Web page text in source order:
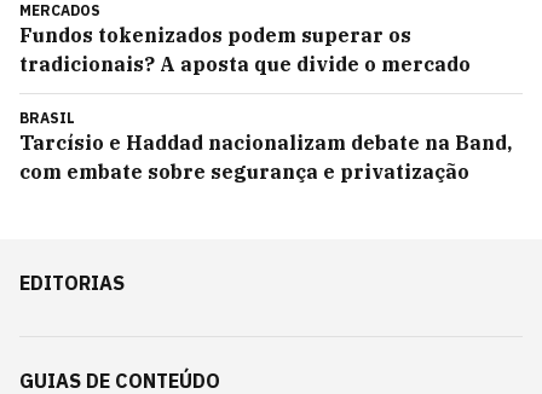
MERCADOS
Fundos tokenizados podem superar os
tradicionais? A aposta que divide o mercado
BRASIL
Tarcísio e Haddad nacionalizam debate na Band,
com embate sobre segurança e privatização
EDITORIAS
GUIAS DE CONTEÚDO